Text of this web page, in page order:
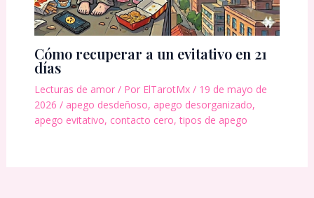
Cómo recuperar a un evitativo en 21
días
Lecturas de amor/ Por ElTarotMx / 19 de mayo de
2026 / apego desdeñoso, apego desorganizado,
apego evitativo, contacto cero,tipos de apego